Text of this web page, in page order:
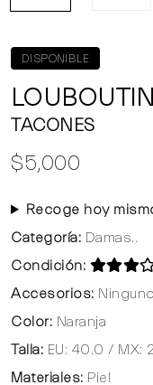
DISPONIBLE
LOUBOUTIN
TACONES
$5,000
Recoge hoy
Categoría: Damas..
Condición:
Accesorios: Ninguno
Color: Naranja
Talla: EU: 40.0 / MX:
Materiales: Piel